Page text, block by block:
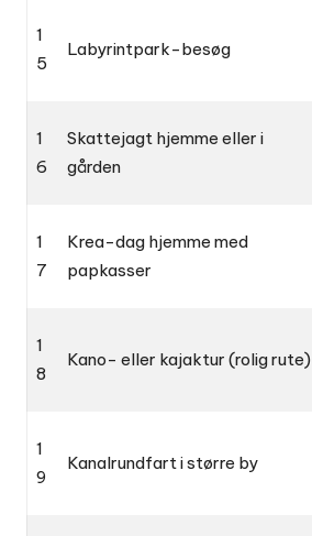
1
5
Labyrintpark-besøg
1
6
Skattejagt hjemme eller i
gården
1
7
Krea-dag hjemme med
papkasser
1
8
Kano- eller kajaktur (rolig rute)
1
9
Kanalrundfart i større by